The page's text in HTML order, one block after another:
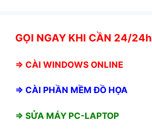
GỌI NGAY KHI CẦN 24/24h
⇒ CÀI WINDOWS ONLINE
⇒ CÀI PHẦN MỀM ĐỒ HỌA
⇒ SỬA MÁY PC-LAPTOP